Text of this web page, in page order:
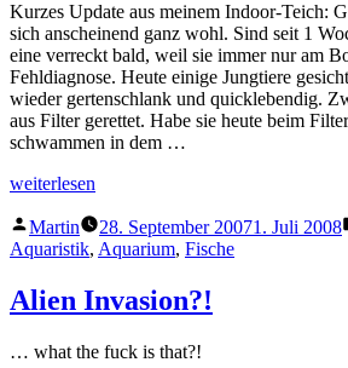
Kurzes Update aus meinem Indoor-Teich:
sich anscheinend ganz wohl. Sind seit 1
eine verreckt bald, weil sie immer nur am
Fehldiagnose. Heute einige Jungtiere
wieder gertenschlank und quicklebendig.
aus Filter gerettet. Habe sie heute beim
schwammen in dem …
„The
Aquatic
with…
weiterlesen
Veröffentlicht
von
Martin 28. September 20071. Juli 2008
Aquaristik, Aquarium, Fische
Alien Invasion?!
… what the fuck is that?!